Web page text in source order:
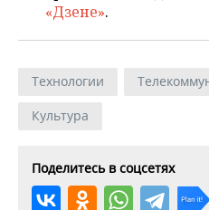
«Дзене».
Технологии
Культура
Поделитесь в соцсетях